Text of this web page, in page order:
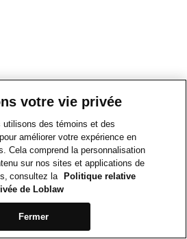
votre vie privée
utilisons des témoins et des
améliorer votre expérience en
Cela comprend la personnalisation
sur nos sites et applications de
consultez la
Politique relative
de Loblaw
Fermer